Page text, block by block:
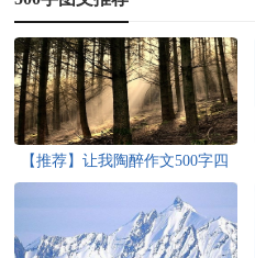
【推荐】让我陶醉作文500字四